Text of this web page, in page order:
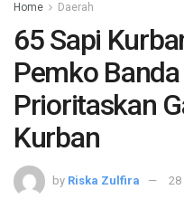
Home Daerah
65 Sapi
Pemko
Prioritaskan
Kurban
by Riska Zulfira 28